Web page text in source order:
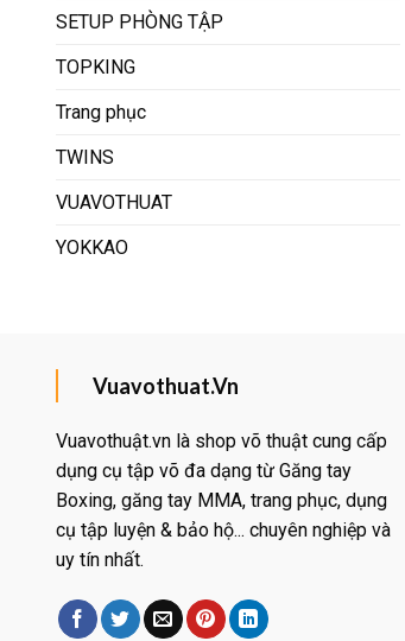
SETUP PHÒNG TẬP
TOPKING
Trang phục
TWINS
VUAVOTHUAT
YOKKAO
Vuavothuat.Vn
Vuavothuật.vn là shop võ thuật cung cấp
dụng cụ tập võ đa dạng từ Găng tay
Boxing, găng tay MMA, trang phục, dụng
cụ tập luyện & bảo hộ... chuyên nghiệp và
uy tín nhất.